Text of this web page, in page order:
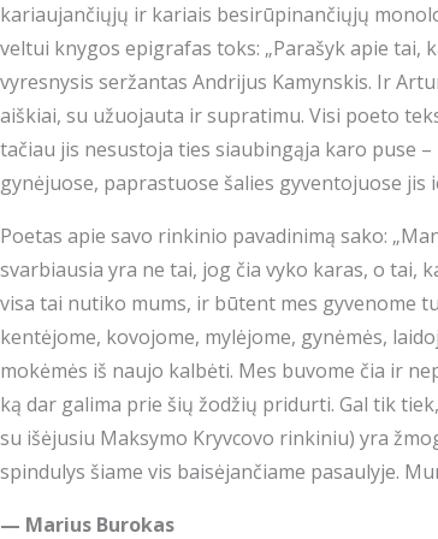
kariaujančiųjų ir kariais besirūpinančiųjų
veltui knygos epigrafas toks: „Parašyk apie tai,
vyresnysis seržantas Andrijus Kamynskis. Ir
aiškiai, su užuojauta ir supratimu. Visi poeto
tačiau jis nesustoja ties siaubingąja karo puse
gynėjuose, paprastuose šalies gyventojuose jis
Poetas apie savo rinkinio pavadinimą sako:
svarbiausia yra ne tai, jog čia vyko karas, o tai,
visa tai nutiko mums, ir būtent mes gyvenome
kentėjome, kovojome, mylėjome, gynėmės,
mokėmės iš naujo kalbėti. Mes buvome čia ir
ką dar galima prie šių žodžių pridurti. Gal tik
su išėjusiu Maksymo Kryvcovo rinkiniu) yra
spindulys šiame vis baisėjančiame pasaulyje.
— Marius Burokas